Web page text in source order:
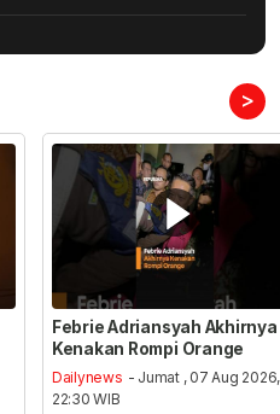
>
Febrie Adriansyah Akhirnya
Kenakan Rompi Orange
Dailynews - Jumat , 07 Aug 2026,
22:30 WIB